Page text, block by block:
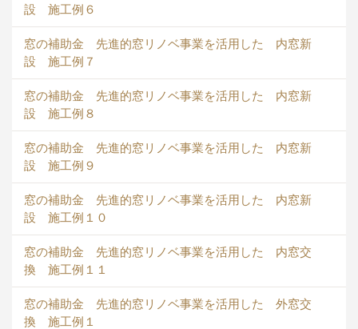
設 施工例６
窓の補助金 先進的窓リノベ事業を活用した 内窓新
設 施工例７
窓の補助金 先進的窓リノベ事業を活用した 内窓新
設 施工例８
窓の補助金 先進的窓リノベ事業を活用した 内窓新
設 施工例９
窓の補助金 先進的窓リノベ事業を活用した 内窓新
設 施工例１０
窓の補助金 先進的窓リノベ事業を活用した 内窓交
換 施工例１１
窓の補助金 先進的窓リノベ事業を活用した 外窓交
換 施工例１